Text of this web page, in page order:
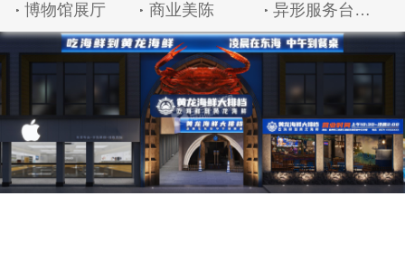
博物馆展厅 商业美陈 异形服务台吧台